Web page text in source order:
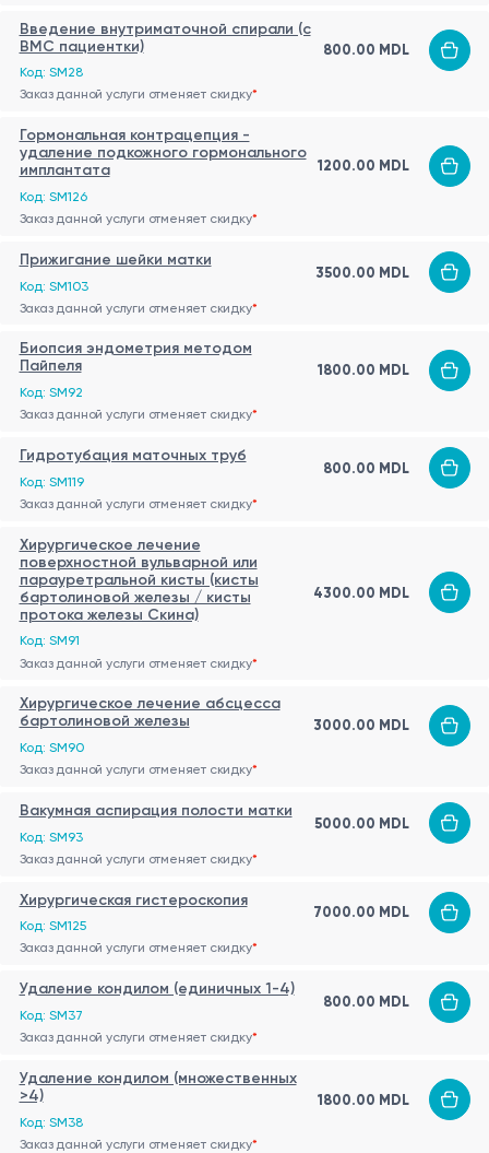
Введение внутриматочной спирали (c
ВМС пациентки)
Код: SM28
800.00 MDL
Заказ данной услуги отменяет скидку*
Гормональная контрацепция -
удаление подкожного гормонального
имплантата
Код: SM126
1200.00 MDL
Заказ данной услуги отменяет скидку*
Прижигание шейки матки
Код: SM103
3500.00 MDL
Заказ данной услуги отменяет скидку*
Биопсия эндометрия методом
Пайпеля
Код: SM92
1800.00 MDL
Заказ данной услуги отменяет скидку*
Гидротубация маточных труб
Код: SM119
800.00 MDL
Заказ данной услуги отменяет скидку*
Хирургическое лечение
поверхностной вульварной или
парауретральной кисты (кисты
бартолиновой железы / кисты
протока железы Скина)
Код: SM91
4300.00 MDL
Заказ данной услуги отменяет скидку*
Хирургическое лечение абсцесса
бартолиновой железы
Код: SM90
3000.00 MDL
Заказ данной услуги отменяет скидку*
Вакумная аспирация полости матки
Код: SM93
5000.00 MDL
Заказ данной услуги отменяет скидку*
Хирургическая гистероскопия
Код: SM125
7000.00 MDL
Заказ данной услуги отменяет скидку*
Удаление кондилом (единичных 1-4)
Код: SM37
800.00 MDL
Заказ данной услуги отменяет скидку*
Удаление кондилом (множественных
>4)
Код: SM38
1800.00 MDL
Заказ данной услуги отменяет скидку*